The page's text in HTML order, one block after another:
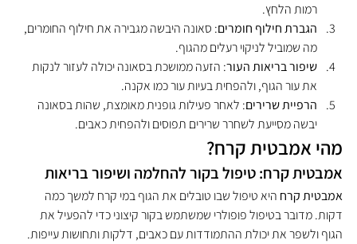
רמות הלחץ.
הגברת חילוף חומרים: סאונה היבשה מגבירה את חילוף החומרים,
מה שמוביל לניקוי רעלים מהגוף.
שיפור בריאות העור: הזעה ממושכת בסאונה יכולה לעזור לנקות
את עור הגוף, ולהפחית בעיות עור כמו אקנה.
הרפיית שרירים: לאחר פעילות גופנית מאומצת, שהות בסאונה
יבשה מסייעת לשחרר שרירים תפוסים ולהפחית כאבים.
מהי אמבטית קרח?
אמבטית קרח: טיפול בקור להחלמה ושיפור בריאות
אמבטית קרח היא טיפול שבו טובלים את הגוף במי קרח למשך כמה
דקות. מדובר בטיפול פופולרי שמשתמש בקור קיצוני כדי להפעיל את
הגוף ולשפר את יכולת ההתמודדות עם כאבים, דלקות ותחושות עייפות.